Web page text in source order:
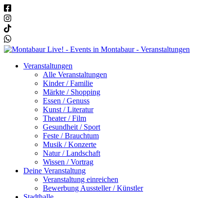
Veranstaltungen
Alle Veranstaltungen
Kinder / Familie
Märkte / Shopping
Essen / Genuss
Kunst / Literatur
Theater / Film
Gesundheit / Sport
Feste / Brauchtum
Musik / Konzerte
Natur / Landschaft
Wissen / Vortrag
Deine Veranstaltung
Veranstaltung einreichen
Bewerbung Aussteller / Künstler